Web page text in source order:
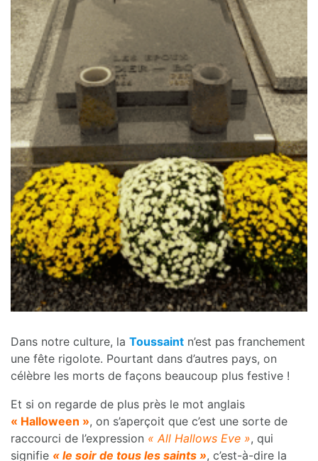
Dans notre culture, la Toussaint n’est pas franchement
une fête rigolote. Pourtant dans d’autres pays, on
célèbre les morts de façons beaucoup plus festive !
Et si on regarde de plus près le mot anglais
« Halloween », on s’aperçoit que c’est une sorte de
raccourci de l’expression « All Hallows Eve », qui
signifie « le soir de tous les saints », c’est-à-dire la